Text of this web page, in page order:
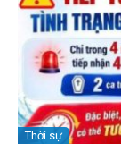
Thời sự